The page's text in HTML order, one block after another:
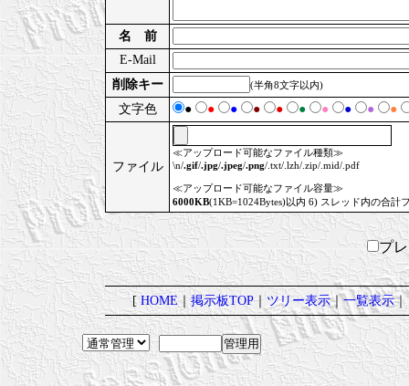
名 前
E-Mail
削除キー
(半角8文字以内)
文字色 ● ● ● ● ● ● ● ● ● ●
ファイル
≪アップロード可能なファイル種類≫
\n/.gif/.jpg/.jpeg/.png/.txt/.lzh/.zip/.mid/.pdf
≪アップロード可能なファイル容量≫
6000KB(1KB=1024Bytes)以内 6) スレッド内の合計
プ
[HOME｜掲示板TOP｜ツリー表示｜一覧表示｜